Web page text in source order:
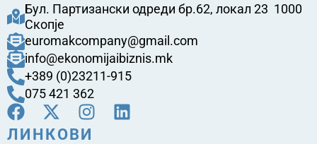
Бул. Партизански одреди бр.62, локал 23 1000
Скопје
euromakcompany@gmail.com
info@ekonomijaibiznis.mk
+389 (0)23211-915
075 421 362
ЛИНКОВИ